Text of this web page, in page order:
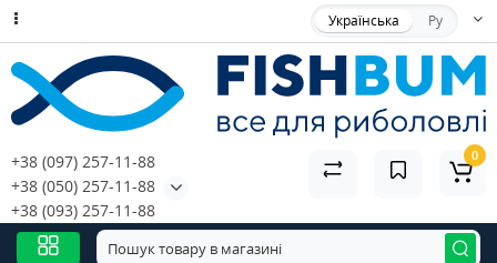
Українська Ру
+38 (097) 257-11-88
+38 (050) 257-11-88
+38 (093) 257-11-88
0